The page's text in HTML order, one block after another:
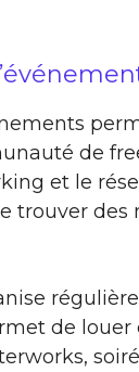
de
et le
trouver des
de louer